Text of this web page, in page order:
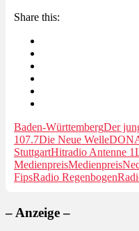
Share this:
Baden-WürttembergDer
107.7Die Neue Welle
StuttgartHitradio Antenne 1
MedienpreisMedienpreis
FipsRadio Regenbogen
– Anzeige –